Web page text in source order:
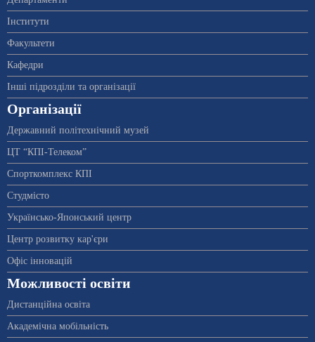
Інститути
Факультети
Кафедри
Інші підрозділи та організації
Організації
Державний політехнічний музей
ЦТ “КПІ-Телеком”
Спорткомплекс КПІ
Студмісто
Українсько-Японський центр
Центр розвитку кар'єри
Офіс інновацій
Можливості освіти
Дистанційна освіта
Академічна мобільність